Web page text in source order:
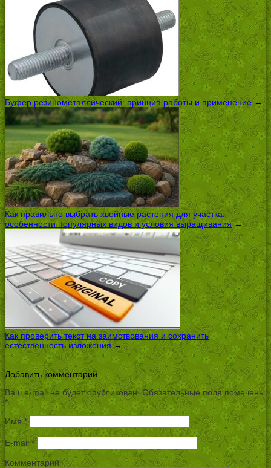
Буфер резинометаллический: принцип работы и применение→
Как правильно выбрать хвойные растения для участка:
особенности популярных видов и условия выращивания→
Как проверить текст на заимствования и сохранить
естественность изложения→
Добавить комментарий
Ваш e-mail не будет опубликован.Обязательные поля помечены
*
Имя*
E-mail*
Комментарий